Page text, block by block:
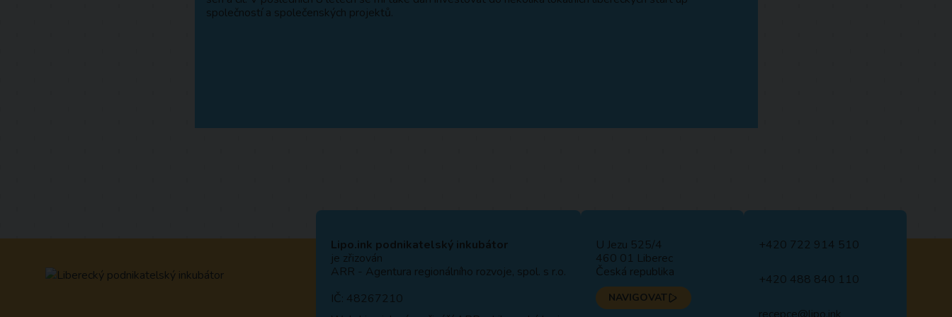
společností a společenských projektů.
Lipo.ink podnikatelský inkubátor
je zřizován
ARR - Agentura regionálního rozvoje, spol. s r.o.
IČ: 48267210
U Jezu 525/4
460 01 Liberec
Česká republika
NAVIGOVAT
+420 722 914 510
+420 488 840 110